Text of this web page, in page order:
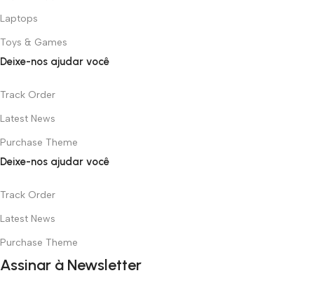
Laptops
Toys & Games
Deixe-nos ajudar você
Track Order
Latest News
Purchase Theme
Deixe-nos ajudar você
Track Order
Latest News
Purchase Theme
Assinar à Newsletter